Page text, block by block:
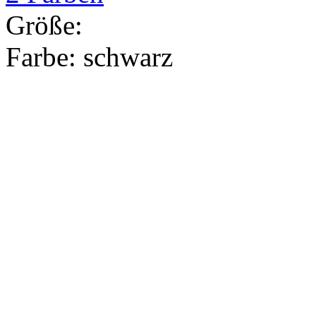
Größe:
Farbe: schwarz